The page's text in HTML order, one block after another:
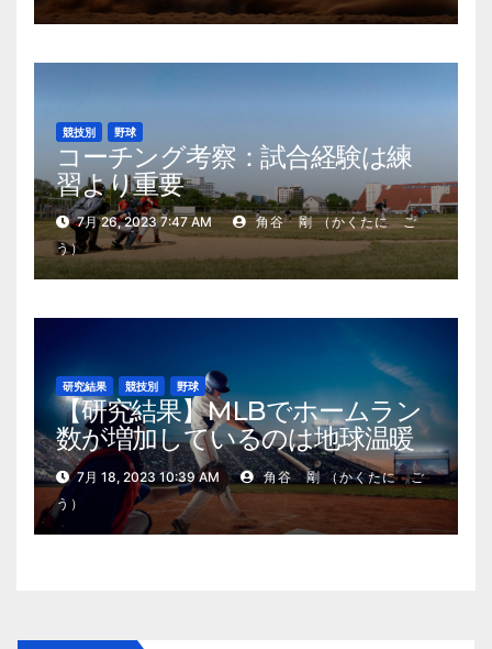
競技別 野球
コーチング考察：試合経験は練
習より重要
7月 26, 2023 7:47 AM
角谷 剛 （かくたに ご
う）
研究結果 競技別 野球
【研究結果】MLBでホームラン
数が増加しているのは地球温暖
化が原因？
7月 18, 2023 10:39 AM
角谷 剛 （かくたに ご
う）